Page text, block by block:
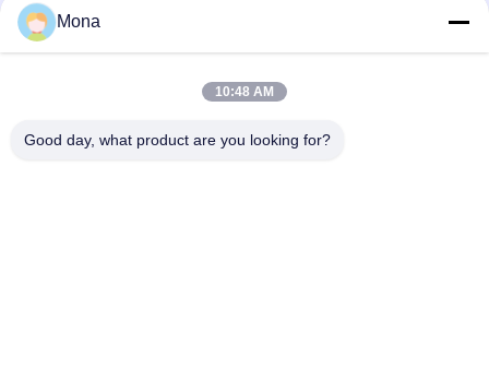
Beliebte Kategorien Alle
Spannungstestmaschine Universalprüfmaschine
Mona
10:48 AM
Good day, what product are you looking for?